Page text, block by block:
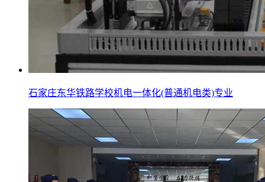
石家庄东华铁路学校机电一体化(普通机电类)专业